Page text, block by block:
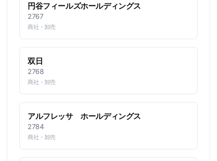
円谷フィールズホールディングス
2767
商社・卸売
双日
2768
商社・卸売
アルフレッサ ホールディングス
2784
商社・卸売